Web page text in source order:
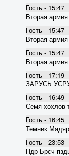
Гость - 15:47
Вторая
Гость - 15:47
Вторая
Гость - 15:47
Вторая
Гость - 17:19
ЗАРУСЬ
Гость - 16:49
Семя хохлов
Гость - 16:45
Темник
Гость - 23:53
Пдр Брсч